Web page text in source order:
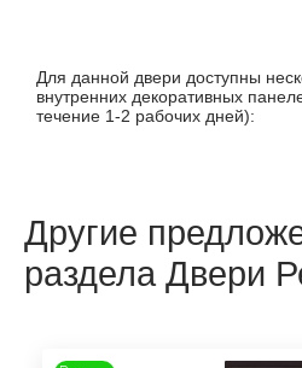
Для данной двери доступны
внутренних декоративных
течение 1-2 рабочих дней):
Другие
раздела Двери